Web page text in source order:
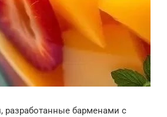
разработанные барменами с